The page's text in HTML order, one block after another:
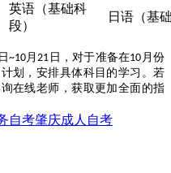
英语（基础科
段）
日语（基
月21日，对于准备在10月份
划，安排具体科目的学习。若
在线老师，获取更加全面的指
自考肇庆成人自考